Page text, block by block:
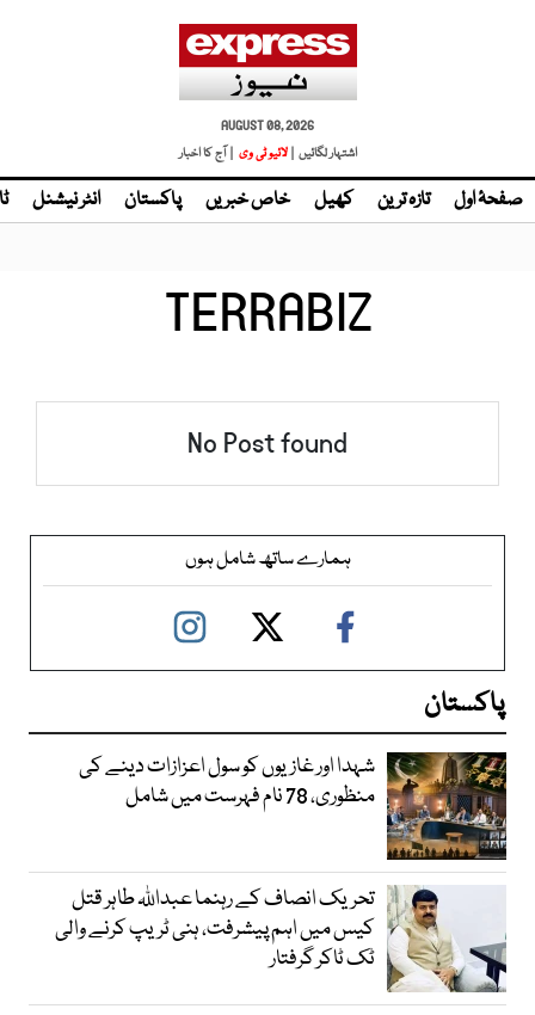
AUGUST 08, 2026
اشتہار لگائیں | لائیو ٹی وی | آج کا اخبار
صفحۂ اول تازہ ترین کھیل خاص خبریں پاکستان انٹر نیشنل
TERRABIZ
No Post found
ہمارے ساتھ شامل ہوں
پاکستان
شہدا اور غازیوں کو سول اعزازات دینے کی
منظوری، 78 نام فہرست میں شامل
تحریک انصاف کے رہنما عبداللہ طاہر قتل
کیس میں اہم پیشرفت، ہنی ٹریپ کرنے والی
ٹک ٹاکر گرفتار